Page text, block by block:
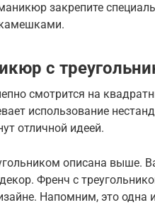
закрепите
с
смотрится на
использование
отличной идеей.
описана выше.
Френч с
Напомним, это одна